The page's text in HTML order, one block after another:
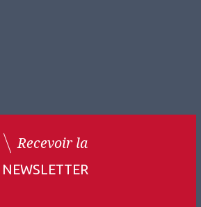
Recevoir la
NEWSLETTER